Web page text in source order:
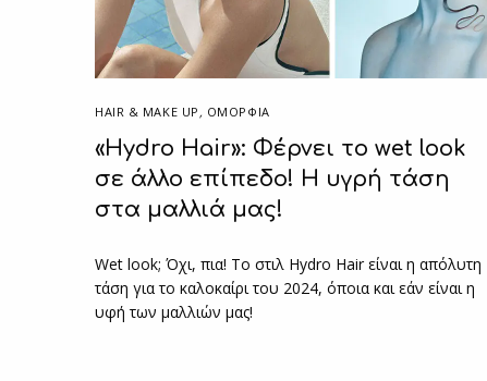
HAIR & MAKE UP , ΟΜΟΡΦΙΑ
«Hydro Hair»: Φέρνει το wet look
σε άλλο επίπεδο! Η υγρή τάση
στα μαλλιά μας!
Wet look; Όχι, πια! Το στιλ Hydro Hair είναι η απόλυτη
τάση για το καλοκαίρι του 2024, όποια και εάν είναι η
υφή των μαλλιών μας!